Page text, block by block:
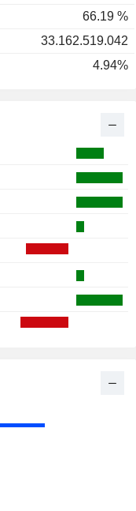
66.19 %
33.162.519.042
4.94%